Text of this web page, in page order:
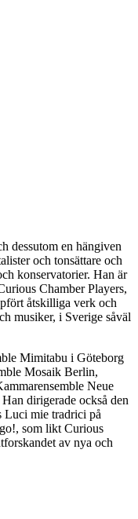
dessutom en hängiven
och tonsättare och
konservatorier. Han är
Chamber Players,
åtskilliga verk och
musiker, i Sverige såväl
Mimitabu i Göteborg
Mosaik Berlin,
Neue
dirigerade också den
Luci mie tradrici på
som likt Curious
av nya och